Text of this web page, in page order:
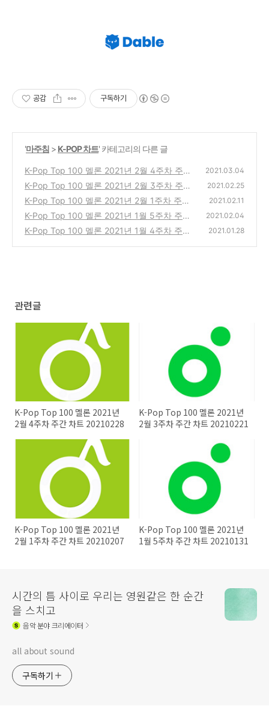
공감 구독하기
'마주침 > K-POP 차트' 카테고리의 다른 글
K-Pop Top 100 멜론 2021년 2월 4주차 주간
차트 20210228
(0)
2021.03.04
K-Pop Top 100 멜론 2021년 2월 3주차 주간
차트 20210221
(0)
2021.02.25
K-Pop Top 100 멜론 2021년 2월 1주차 주간
차트 20210207
(0)
2021.02.11
K-Pop Top 100 멜론 2021년 1월 5주차 주간
차트 20210131
(0)
2021.02.04
K-Pop Top 100 멜론 2021년 1월 4주차 주간
2021.01.28
관련글
K-Pop Top 100 멜론 2021년
2월 4주차 주간 차트 20210228
K-Pop Top 100 멜론 2021년
2월 3주차 주간 차트 20210221
K-Pop Top 100 멜론 2021년
2월 1주차 주간 차트 20210207
K-Pop Top 100 멜론 2021년
1월 5주차 주간 차트 20210131
시간의 틈 사이로 우리는 영원같은 한 순간
을 스치고
음악분야 크리에이터
all about sound
구독하기